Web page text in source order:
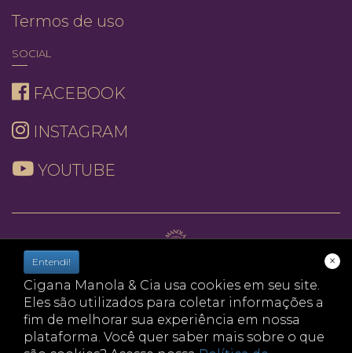
×
Entendi!
Cigana Manola & Cia usa cookies em seu site.
Eles são utilizados para coletar informações a
fim de melhorar sua experiência em nossa
plataforma. Você quer saber mais sobre o que
Termos de uso
SOCIAL
FACEBOOK
INSTAGRAM
YOUTUBE
casa cigana cigana manola cigana helena cigana
capitu cigana sol consulta cigana terapia ajuda
holistica ciganos cigano baralho cigano tarot
runas videncia terapia holistica previsao jogo de
cartas osho anjos deusas tarot online cartas